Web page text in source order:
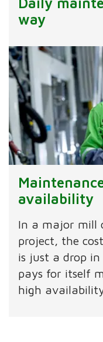
way
availability
In a major mill
project, the
is just a drop
pays for itself
high